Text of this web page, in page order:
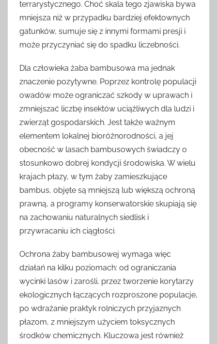
terrarystycznego. Choć skala tego zjawiska bywa
mniejsza niż w przypadku bardziej efektownych
gatunków, sumuje się z innymi formami presji i
może przyczyniać się do spadku liczebności.
Dla człowieka żaba bambusowa ma jednak
znaczenie pozytywne. Poprzez kontrolę populacji
owadów może ograniczać szkody w uprawach i
zmniejszać liczbę insektów uciążliwych dla ludzi i
zwierząt gospodarskich. Jest także ważnym
elementem lokalnej bioróżnorodności, a jej
obecność w lasach bambusowych świadczy o
stosunkowo dobrej kondycji środowiska. W wielu
krajach płazy, w tym żaby zamieszkujące
bambus, objęte są mniejszą lub większą ochroną
prawną, a programy konserwatorskie skupiają się
na zachowaniu naturalnych siedlisk i
przywracaniu ich ciągłości.
Ochrona żaby bambusowej wymaga więc
działań na kilku poziomach: od ograniczania
wycinki lasów i zarośli, przez tworzenie korytarzy
ekologicznych łączących rozproszone populacje,
po wdrażanie praktyk rolniczych przyjaznych
płazom, z mniejszym użyciem toksycznych
środków chemicznych. Kluczowa jest również